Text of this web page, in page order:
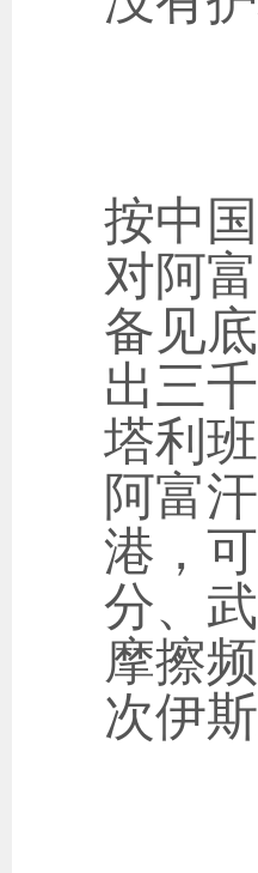
按中
对阿
备见
出三
塔利
阿富
港，
分、
摩擦
次伊